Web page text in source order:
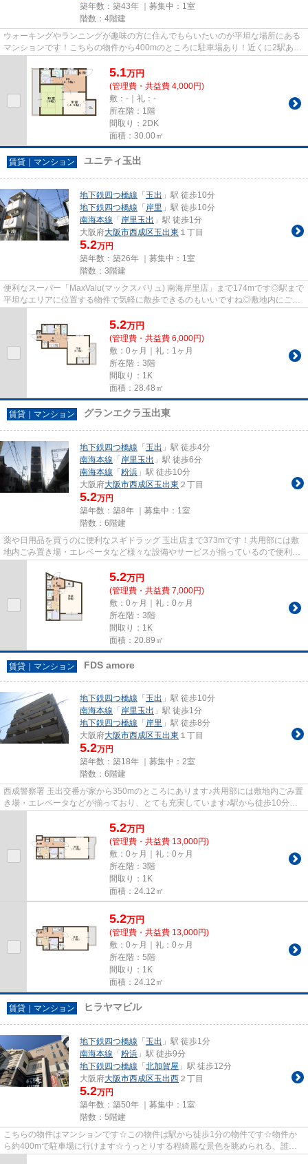
築年数：築43年 ｜募集中： 1室
階数：4階建
ウォーキングやランニングが趣味の方に住んでもらいたいのが平坦な場所にある
マンションです！こちらの物件から400mのところに駐車場あり！近くに2駅あ
5.1万円
(管理費・共益費 4,000円)
敷：-｜礼：-
所在階：1階
間取り：2DK
面積：30.00㎡
賃貸｜マンション ユニティ玉出
地下鉄四つ橋線 「 玉出 」駅 徒歩10分
地下鉄四つ橋線 「 岸里 」駅 徒歩10分
南海本線 「 岸里玉出 」駅 徒歩1分
大阪府大阪市西成区玉出東 １丁目
5.2万円
築年数：築26年 ｜募集中： 1室
階数：3階建
便利なスーパー「MaxValu(マックスバリュ) 南海岸里店」まで174mです◎駅まで
平坦なエリアに位置する物件で気軽に散歩できるのもいいですね◎敷地内にごみ
5.2万円
(管理費・共益費 6,000円)
敷：0ヶ月｜礼：1ヶ月
所在階：3階
間取り：1K
面積：28.48㎡
賃貸｜マンション グランエクラ玉出東
地下鉄四つ橋線 「 玉出 」駅 徒歩4分
南海本線 「 岸里玉出 」駅 徒歩6分
南海本線 「 粉浜 」駅 徒歩10分
大阪府大阪市西成区玉出東 ２丁目
5.2万円
築年数：築8年 ｜募集中： 1室
階数：6階建
薬や日用品を買うのに便利なスギドラッグ 玉出店まで373mです！共用部には敷
地内ごみ置き場・エレベータなど様々な設備やサービスが揃っているので便利で
5.2万円
(管理費・共益費 7,000円)
敷：0ヶ月｜礼：0ヶ月
所在階：3階
間取り：1K
面積：20.89㎡
賃貸｜マンション FDS amore
地下鉄四つ橋線 「 玉出 」駅 徒歩10分
南海本線 「 岸里玉出 」駅 徒歩1分
地下鉄四つ橋線 「 岸里 」駅 徒歩8分
大阪府大阪市西成区玉出東 １丁目
5.2万円
築年数：築18年 ｜募集中： 2室
階数：6階建
西成警察署 玉出交番が家から350mのところにあります♪共用部には敷地内ごみ置
き場・エレベータなどが揃っており、とても充実しています♪駅から徒歩10分の
5.2万円
(管理費・共益費 13,000円)
敷：0ヶ月｜礼：0ヶ月
所在階：3階
間取り：1K
面積：24.12㎡
5.2万円
(管理費・共益費 13,000円)
敷：0ヶ月｜礼：0ヶ月
所在階：5階
間取り：1K
面積：24.12㎡
賃貸｜マンション ヒラヤマビル
地下鉄四つ橋線 「 玉出 」駅 徒歩1分
南海本線 「 粉浜 」駅 徒歩9分
地下鉄四つ橋線 「 北加賀屋 」駅 徒歩12分
大阪府大阪市西成区玉出西 ２丁目
5.2万円
築年数：築50年 ｜募集中： 1室
階数：5階建
こちらの物件はマンションです☆この物件は駅から徒歩1分の物件です☆物件か
ら約400mで駐車場に行けます☆うっとりする程綺麗な景色を眺められる、誰も